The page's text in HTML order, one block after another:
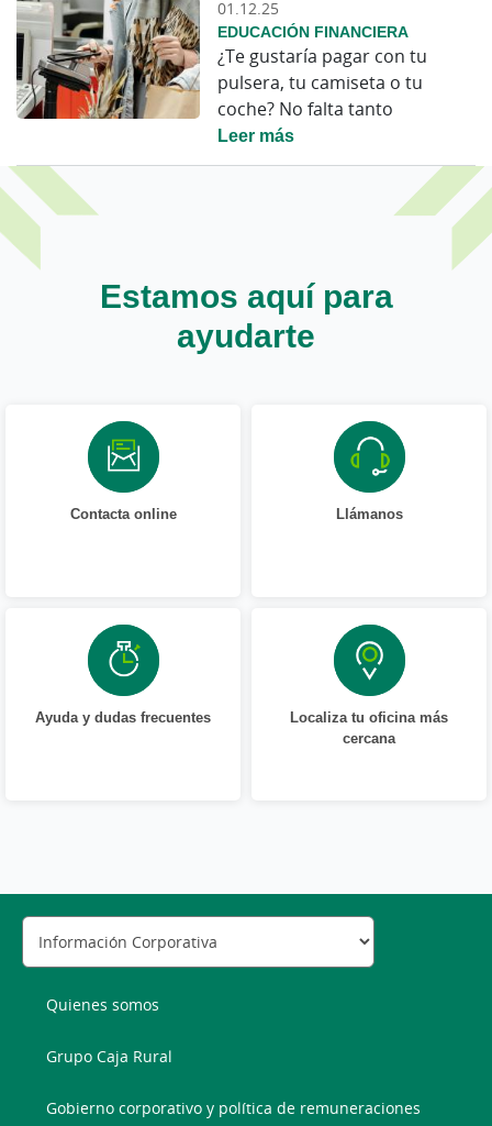
01.12.25
EDUCACIÓN FINANCIERA
¿Te gustaría pagar con tu
pulsera, tu camiseta o tu
coche? No falta tanto
Leer más
Estamos aquí para
ayudarte
Contacta online Llámanos
Ayuda y dudas frecuentes
Localiza tu oficina más
cercana
Quienes somos
Grupo Caja Rural
Gobierno corporativo y política de remuneraciones